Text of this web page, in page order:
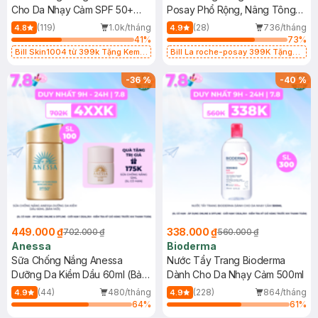
Cho Da Nhạy Cảm SPF 50+
50ml
4.8 (119)
1.0k/tháng
41%
Bill Skin1004 từ 399k Tặng Kem
SPF 50+ 20ml (SL Có Hạn)
Posay Phổ Rộng, Nâng Tông
Kiềm Dầu 50ml
4.9 (28)
736/tháng
73%
Bill La roche-posay 399K Tặng
(SL có hạn)
-36%
449.000 ₫702.000 ₫
Anessa
Sữa Chống Nắng Anessa
Dưỡng Da Kiềm Dầu 60ml (Bản
Mới)
4.9 (44)
480/tháng
64%
-40%
338.000 ₫560.000 ₫
Bioderma
Nước Tẩy Trang Bioderma
Dành Cho Da Nhạy Cảm 500ml
4.9 (228)
864/tháng
61%